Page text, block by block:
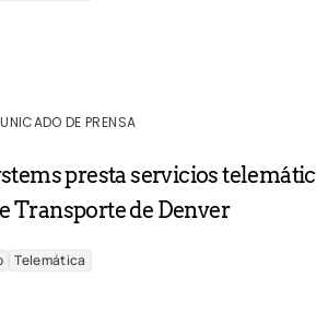
DE PRENSA
presta servicios
Transporte de Denver
Telemática